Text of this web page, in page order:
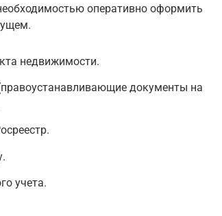
оперативно оформить
недвижимости.
документы на
учета.